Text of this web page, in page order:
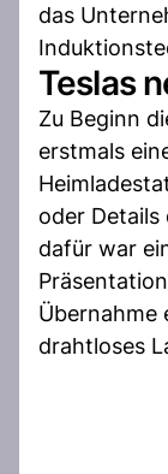
das
Teslas
Zu Beginn
erstmals
oder Details
dafür war
Übernahme
drahtloses